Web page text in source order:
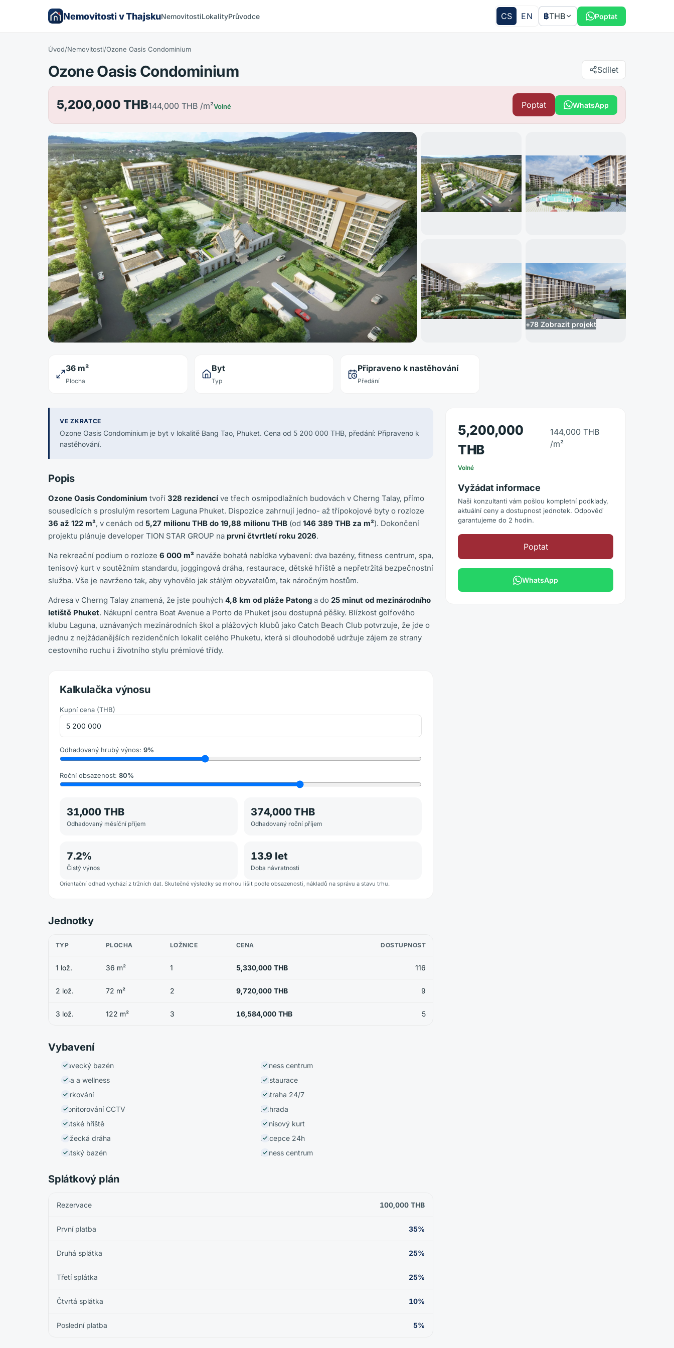
Nemovitosti v ThajskuNemovitostiLokalityPrůvodce CS EN ฿THB Poptat
Úvod/Nemovitosti/Ozone Oasis Condominium
Ozone Oasis Condominium Sdílet
5,200,000 THB144,000 THB /m²Volné Poptat WhatsApp
+78 Zobrazit projekt
36 m²
Plocha
Byt
Typ
Připraveno k nastěhování
Předání
VE ZKRATCE
Ozone Oasis Condominium je byt v lokalitě Bang Tao, Phuket. Cena od 5 200 000 THB, předání: Připraveno k
nastěhování.
Popis
Ozone Oasis Condominium tvoří 328 rezidencí ve třech osmipodlažních budovách v Cherng Talay, přímo
sousedících s proslulým resortem Laguna Phuket. Dispozice zahrnují jedno- až třípokojové byty o rozloze
36 až 122 m², v cenách od 5,27 milionu THB do 19,88 milionu THB (od 146 389 THB za m²). Dokončení
projektu plánuje developer TION STAR GROUP na první čtvrtletí roku 2026.
Na rekreační podium o rozloze 6 000 m² naváže bohatá nabídka vybavení: dva bazény, fitness centrum, spa,
tenisový kurt v soutěžním standardu, joggingová dráha, restaurace, dětské hřiště a nepřetržitá bezpečnostní
služba. Vše je navrženo tak, aby vyhovělo jak stálým obyvatelům, tak náročným hostům.
Adresa v Cherng Talay znamená, že jste pouhých 4,8 km od pláže Patong a do 25 minut od mezinárodního
letiště Phuket. Nákupní centra Boat Avenue a Porto de Phuket jsou dostupná pěšky. Blízkost golfového
klubu Laguna, uznávaných mezinárodních škol a plážových klubů jako Catch Beach Club potvrzuje, že jde o
jednu z nejžádanějších rezidenčních lokalit celého Phuketu, která si dlouhodobě udržuje zájem ze strany
cestovního ruchu i životního stylu prémiové třídy.
Kalkulačka výnosu
Kupní cena (THB)
Odhadovaný hrubý výnos: 9%
Roční obsazenost: 80%
31,000 THB
Odhadovaný měsíční příjem
374,000 THB
Odhadovaný roční příjem
7.2%
Čistý výnos
13.9 let
Doba návratnosti
Orientační odhad vychází z tržních dat. Skutečné výsledky se mohou lišit podle obsazenosti, nákladů na správu a stavu trhu.
Jednotky
TYP PLOCHA LOŽNICE CENA DOSTUPNOST
1 lož. 36 m² 1 5,330,000 THB 116
2 lož. 72 m² 2 9,720,000 THB 9
3 lož. 122 m² 3 16,584,000 THB 5
Vybavení
Plavecký bazén
Fitness centrum
Spa a wellness
Restaurace
Parkování
Ostraha 24/7
Monitorování CCTV
Zahrada
Dětské hřiště
Tenisový kurt
Běžecká dráha
Recepce 24h
Dětský bazén
Fitness centrum
Splátkový plán
Rezervace 100,000 THB
První platba 35%
Druhá splátka 25%
Třetí splátka 25%
Čtvrtá splátka 10%
Poslední platba 5%
5,200,000
THB
144,000 THB
/m²
Volné
Vyžádat informace
Naši konzultanti vám pošlou kompletní podklady,
aktuální ceny a dostupnost jednotek. Odpověď
garantujeme do 2 hodin.
Poptat
WhatsApp